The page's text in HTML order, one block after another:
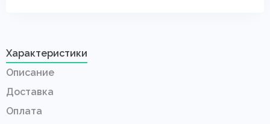
Характеристики
Описание
Доставка
Оплата